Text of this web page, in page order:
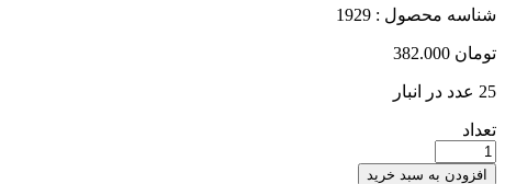
شناسه محصول : 1929
تومان
25 عدد در انبار
تعداد
افزودن به سبد خرید